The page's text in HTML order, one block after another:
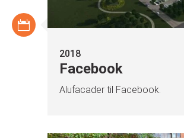
2018
Facebook
Alufacader til Facebook.